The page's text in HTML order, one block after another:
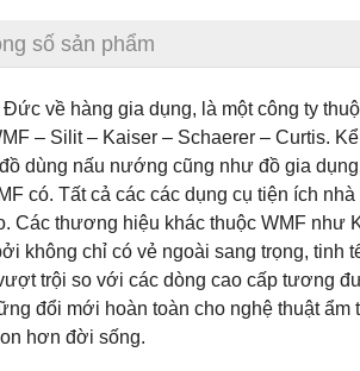
số sản phẩm
về hàng gia dụng, là một công ty
– Silit – Kaiser – Schaerer – Curtis.
dùng nấu nướng cũng như đồ gia
có. Tất cả các các dụng cụ tiện ích
Các thương hiệu khác thuộc WMF như
không chỉ có vẻ ngoài sang trọng, tinh
trội so với các dòng cao cấp tương
đổi mới hoàn toàn cho nghệ thuật
hơn đời sống.